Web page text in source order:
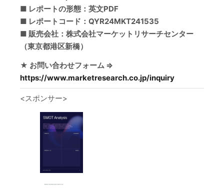
■ レポートの形態：英文PDF
■ レポートコード：QYR24MKT241535
■ 販売会社：株式会社マーケットリサーチセンター
（東京都港区新橋）
★ お問い合わせフォーム ⇒
https://www.marketresearch.co.jp/inquiry
<スポンサー>